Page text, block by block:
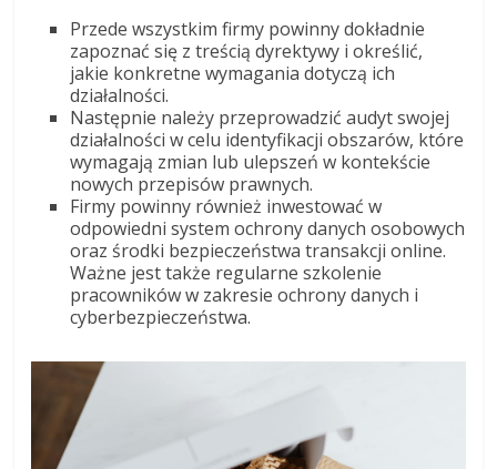
Przede wszystkim firmy powinny dokładnie
zapoznać się z treścią dyrektywy i określić,
jakie konkretne wymagania dotyczą ich
działalności.
Następnie należy przeprowadzić audyt swojej
działalności w celu identyfikacji obszarów, które
wymagają zmian lub ulepszeń w kontekście
nowych przepisów prawnych.
Firmy powinny również inwestować w
odpowiedni system ochrony danych osobowych
oraz środki bezpieczeństwa transakcji online.
Ważne jest także regularne szkolenie
pracowników w zakresie ochrony danych i
cyberbezpieczeństwa.